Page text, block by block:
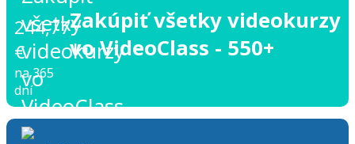
244,77
€
na 365
dní
Zakúpiť všetky videokurzy
vo VideoClass - 550+